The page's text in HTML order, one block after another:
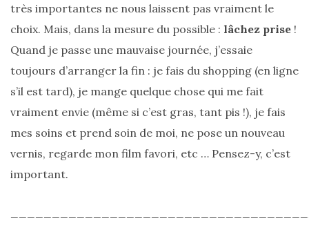
Digital/Blogging
(12)
Lecture/Séries
(13)
Vie
quotidienne/Maison
Mode
très importantes ne nous laissent pas vraiment le
choix. Mais, dans la mesure du possible : lâchez prise !
Quand je passe une mauvaise journée, j’essaie
toujours d’arranger la fin : je fais du shopping (en ligne
s’il est tard), je mange quelque chose qui me fait
vraiment envie (même si c’est gras, tant pis !), je fais
mes soins et prend soin de moi, ne pose un nouveau
vernis, regarde mon film favori, etc … Pensez-y, c’est
important.